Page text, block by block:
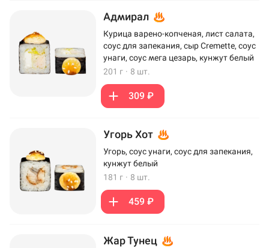
Адмирал
Курица варено-копченая, лист салата,
соус для запекания, сыр Cremette, соус
унаги, соус мега цезарь, кунжут белый
201 г · 8 шт.
309 ₽
Угорь Хот
Угорь, соус унаги, соус для запекания,
кунжут белый
181 г · 8 шт.
459 ₽
Жар Тунец